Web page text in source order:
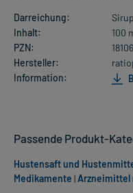
Darreichung:
Sirup
Inhalt:
100
PZN:
Hersteller:
Information:
Passende Produkt-
Hustensaft und
Medikamente |Arzneimittel